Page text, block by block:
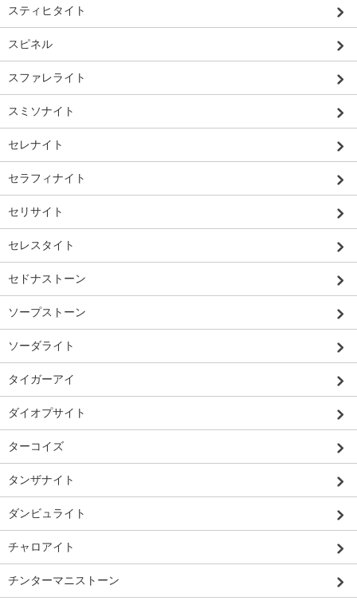
スティヒタイト
スピネル
スファレライト
スミソナイト
セレナイト
セラフィナイト
セリサイト
セレスタイト
セドナストーン
ソープストーン
ソーダライト
タイガーアイ
ダイオプサイト
ターコイズ
タンザナイト
ダンビュライト
チャロアイト
チンターマニストーン